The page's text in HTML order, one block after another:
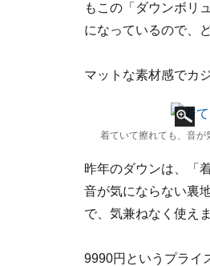
もこの「ダウンボリ
になっているので、
マットな素材感でカ
着ていて擦れても、音が
昨年のダウンは、「
音が気にならない裏
で、気兼ねなく使えま
9990円というプライ